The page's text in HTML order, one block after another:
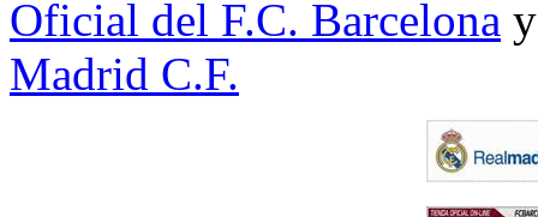
Oficial del F.C. Barcelona
Madrid C.F.